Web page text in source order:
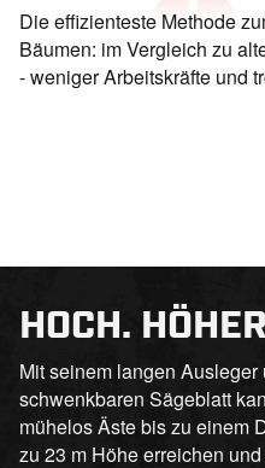
Die effizienteste Methode
Bäumen: im Vergleich zu
- weniger Arbeitskräfte und
HOCH.
Mit seinem langen Ausleger
schwenkbaren Sägeblatt
mühelos Äste bis zu einem
zu 23 m Höhe erreichen